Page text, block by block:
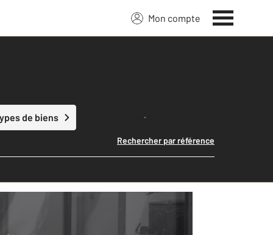
Mon compte
de biens Lancer ma recherche
Rechercher par référence